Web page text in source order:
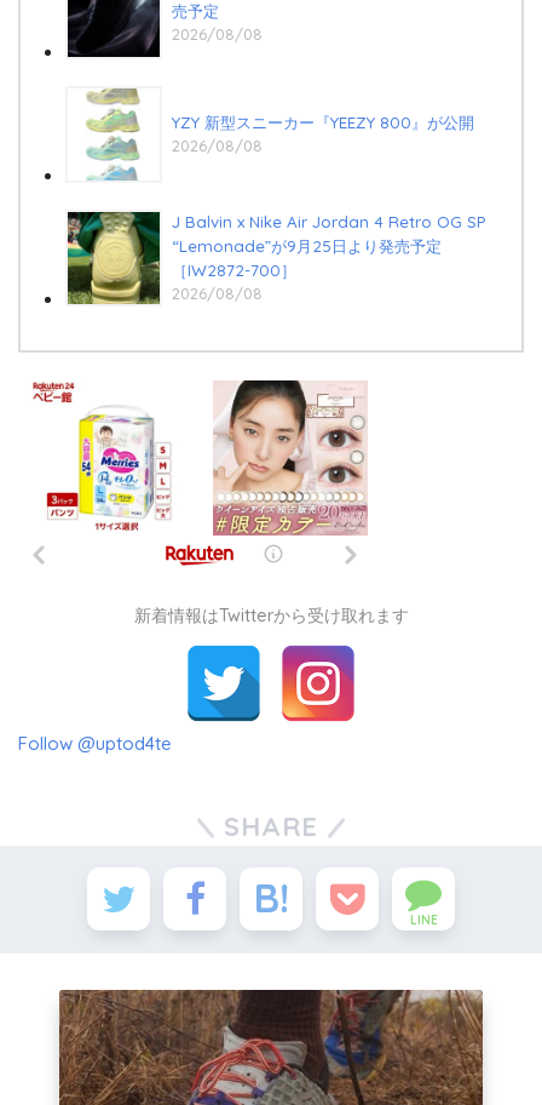
売予定
2026/08/08
YZY 新型スニーカー『YEEZY 800』が公開
2026/08/08
J Balvin x Nike Air Jordan 4 Retro OG SP
“Lemonade”が9月25日より発売予定
［IW2872-700］
2026/08/08
新着情報はTwitterから受け取れます
Follow @uptod4te
SHARE
LINE